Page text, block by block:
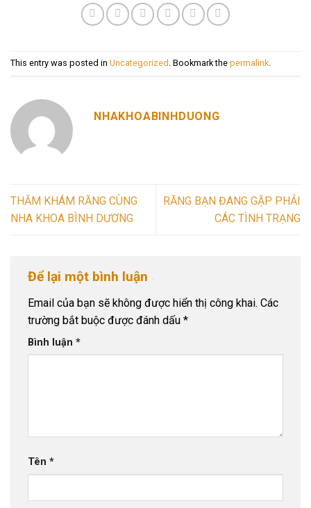
This entry was posted in Uncategorized . Bookmark the permalink.
NHAKHOABINHDUONG
THĂM KHÁM RĂNG CÙNG
NHA KHOA BÌNH DƯƠNG
RĂNG BẠN ĐANG GẶP PHẢI
CÁC TÌNH TRẠNG
Để lại một bình luận
Email của bạn sẽ không được hiển thị công khai. Các
trường bắt buộc được đánh dấu *
Bình luận *
Tên *